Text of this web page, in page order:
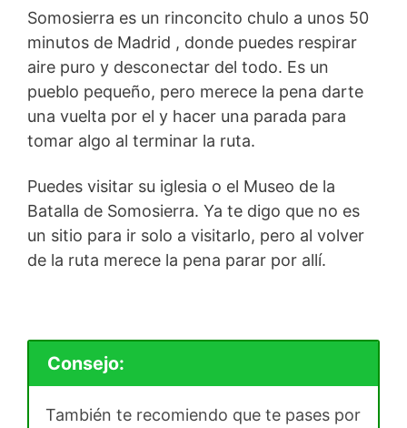
Somosierra es un rinconcito chulo a unos 50
minutos de Madrid , donde puedes respirar
aire puro y desconectar del todo. Es un
pueblo pequeño, pero merece la pena darte
una vuelta por el y hacer una parada para
tomar algo al terminar la ruta.
Puedes visitar su iglesia o el Museo de la
Batalla de Somosierra. Ya te digo que no es
un sitio para ir solo a visitarlo, pero al volver
de la ruta merece la pena parar por allí.
Consejo:
También te recomiendo que te pases por